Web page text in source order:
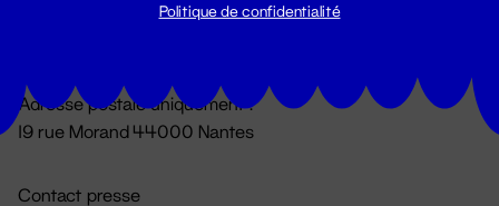
Du lundi au vendredi 14h → 18h
Adresse postale uniquement :
19 rue Morand 44000 Nantes
Contact presse
Politique de confidentialité